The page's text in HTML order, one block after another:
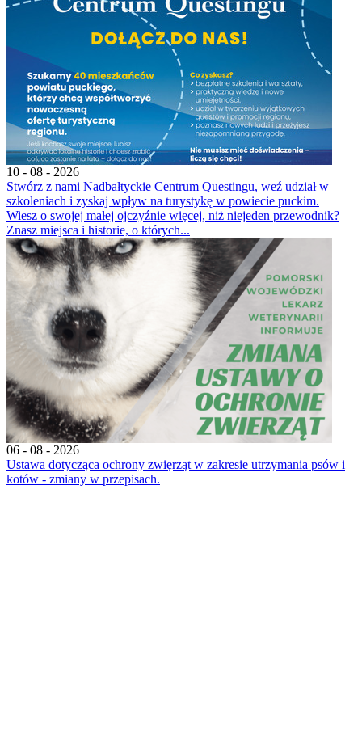
10 - 08 - 2026
Stwórz z nami Nadbałtyckie Centrum Questingu, weź udział w
szkoleniach i zyskaj wpływ na turystykę w powiecie puckim.
Wiesz o swojej małej ojczyźnie więcej, niż niejeden przewodnik?
Znasz miejsca i historie, o których...
06 - 08 - 2026
Ustawa dotycząca ochrony zwięrząt w zakresie utrzymania psów i
kotów - zmiany w przepisach.